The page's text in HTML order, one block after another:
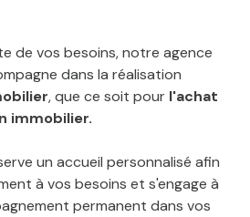
de vos besoins, notre agence
dans la réalisation
, que ce soit pour l'achat
immobilier.
un accueil personnalisé afin
à vos besoins et s'engage à
permanent dans vos